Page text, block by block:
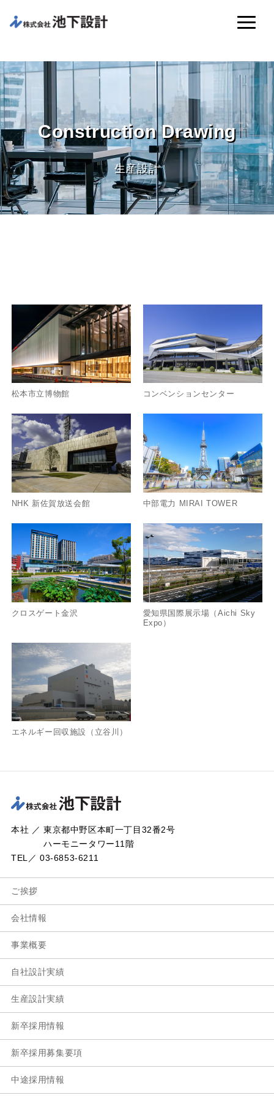
Construction Drawing
生産設計
松本市立博物館 コンベンションセンター
NHK 新佐賀放送会館 中部電力 MIRAI TOWER
クロスゲート金沢
愛知県国際展示場（Aichi Sky
Expo）
エネルギー回収施設（立谷川）
本社 ／ 東京都中野区本町一丁目32番2号
ハーモニータワー11階
TEL／ 03-6853-6211
ご挨拶
会社情報
事業概要
自社設計実績
生産設計実績
新卒採用情報
新卒採用募集要項
中途採用情報